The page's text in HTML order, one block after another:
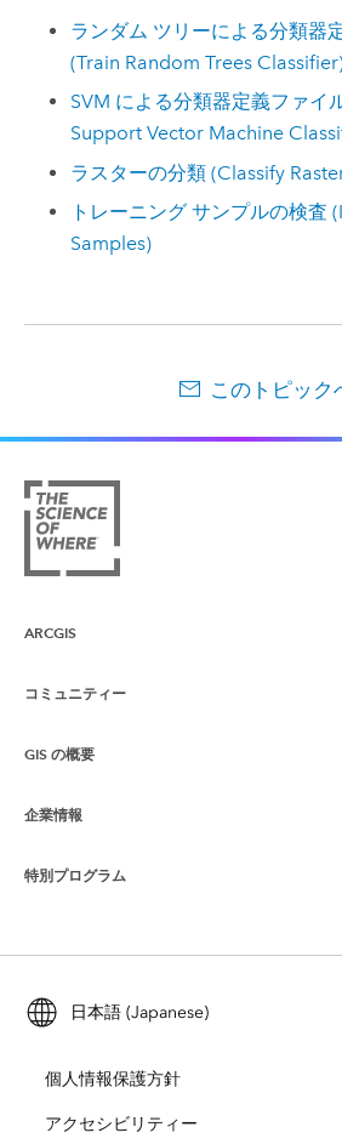
ランダム ツリーによる分類器
(Train Random Trees
SVM による分類器定義ファイ
Support Vector Machine
ラスターの分類 (Classify
トレーニング サンプルの検査
Samples)
このトピック
ARCGIS
ArcGIS の概要
マッピング
コミュニティー
Esri Community
ArcGIS ブログ
Esri Young Professionals Network
GIS の概要
GIS とは
ロケーション インテリジェンス
トレーニング
ArcUser
ArcNews
企業情報
Esri について
採用情報
オープンビジョン
特別プログラム
ArcGIS for Student Use
自然保護
日本語 (Japanese)
個人情報保護方針
アクセシビリティー